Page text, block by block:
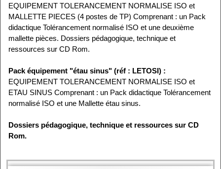
EQUIPEMENT TOLERANCEMENT NORMALISE ISO et
MALLETTE PIECES (4 postes de TP) Comprenant : un Pack
didactique Tolérancement normalisé ISO et une deuxième
mallette pièces. Dossiers pédagogique, technique et
ressources sur CD Rom.
Pack équipement "étau sinus" (réf : LETOSI) :
EQUIPEMENT TOLERANCEMENT NORMALISE ISO et
ETAU SINUS Comprenant : un Pack didactique Tolérancement
normalisé ISO et une Mallette étau sinus.
Dossiers pédagogique, technique et ressources sur CD
Rom.